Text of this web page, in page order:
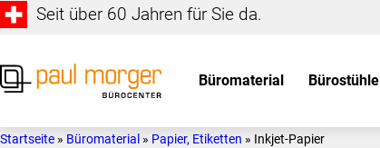
Zur
springen
Skip
main
Seit über 60 Jahren für Sie da.
Morger
individuell
Büromaterial Bürostühle
Startseite » Büromaterial » Papier, Etiketten » Inkjet-Papier